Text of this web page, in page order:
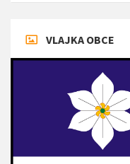
VLAJKA OBCE